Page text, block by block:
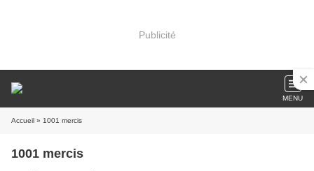
Publicité
MENU
Accueil » 1001 mercis
1001 mercis